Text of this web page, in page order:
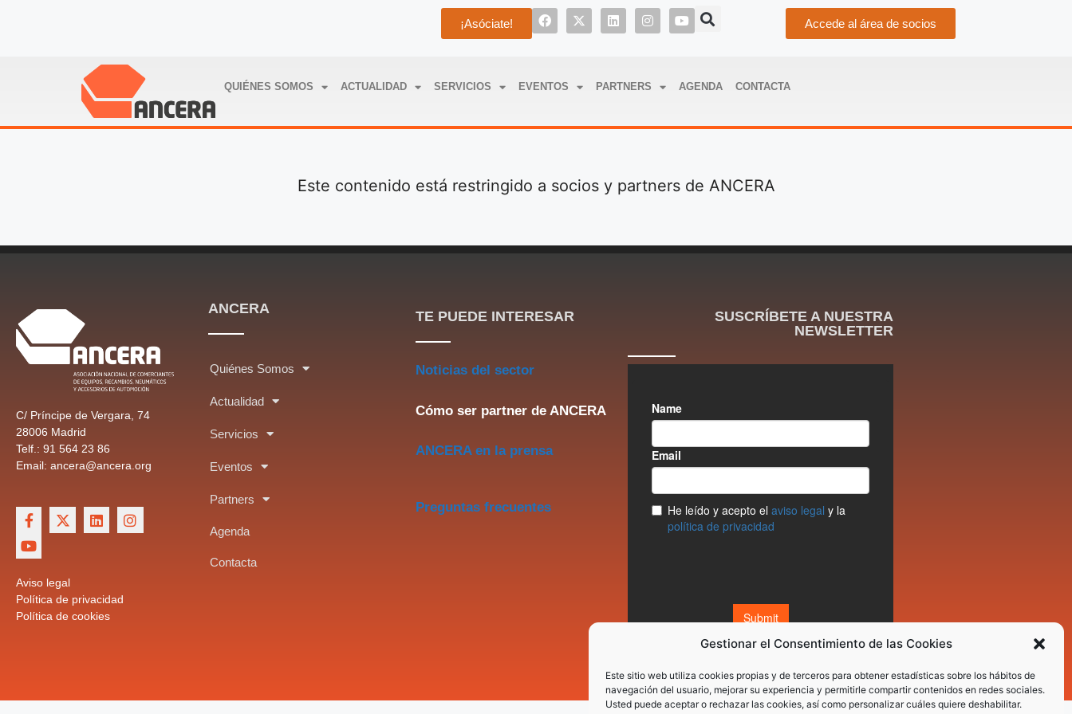
Gestionar el Consentimiento de las Cookies
Este sitio web utiliza cookies propias y de terceros para obtener estadísticas sobre los hábitos de
navegación del usuario, mejorar su experiencia y permitirle compartir contenidos en redes sociales.
Usted puede aceptar o rechazar las cookies, así como personalizar cuáles quiere deshabilitar.
¡Asóciate! Accede al área de socios
QUIÉNES SOMOS ACTUALIDAD SERVICIOS EVENTOS PARTNERS AGENDA CONTACTA
Este contenido está restringido a socios y partners de ANCERA
C/ Príncipe de Vergara, 74
28006 Madrid
Telf.: 91 564 23 86
Email: ancera@ancera.org
Aviso legal
Política de privacidad
Política de cookies
ANCERA
Quiénes Somos
Actualidad
Servicios
Eventos
Partners
Agenda
Contacta
TE PUEDE INTERESAR
Noticias del sector
Cómo ser partner de ANCERA
ANCERA en la prensa
Preguntas frecuentes
SUSCRÍBETE A NUESTRA
NEWSLETTER